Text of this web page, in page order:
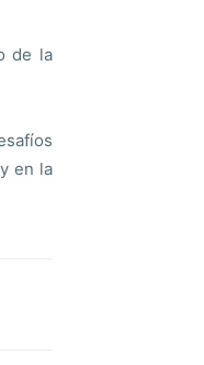
de la
en la